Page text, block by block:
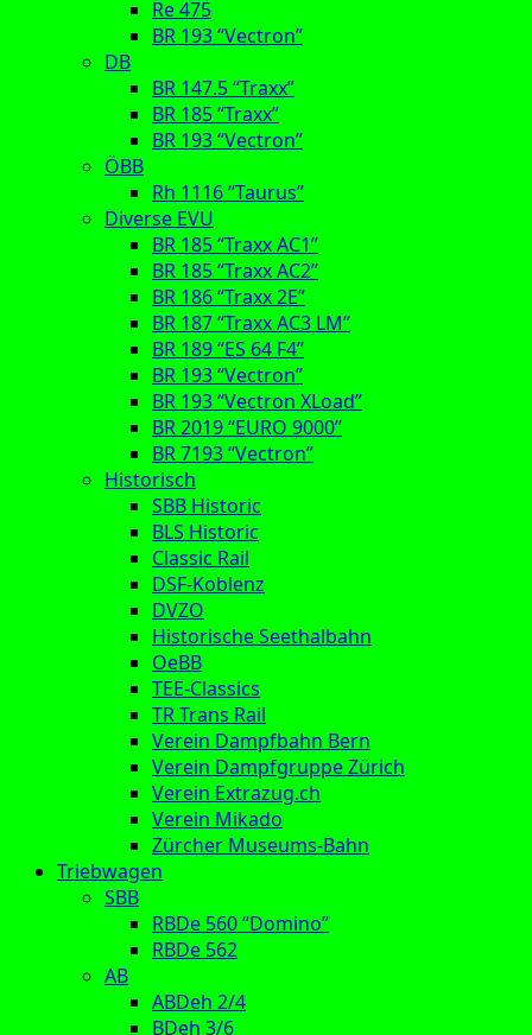
Re 475
BR 193 “Vectron”
DB
BR 147.5 “Traxx”
BR 185 “Traxx”
BR 193 “Vectron”
ÖBB
Rh 1116 “Taurus”
Diverse EVU
BR 185 “Traxx AC1”
BR 185 “Traxx AC2”
BR 186 “Traxx 2E”
BR 187 “Traxx AC3 LM”
BR 189 “ES 64 F4”
BR 193 “Vectron”
BR 193 “Vectron XLoad”
BR 2019 “EURO 9000”
BR 7193 “Vectron”
Historisch
SBB Historic
BLS Historic
Classic Rail
DSF-Koblenz
DVZO
Historische Seethalbahn
OeBB
TEE-Classics
TR Trans Rail
Verein Dampfbahn Bern
Verein Dampfgruppe Zürich
Verein Extrazug.ch
Verein Mikado
Zürcher Museums-Bahn
Triebwagen
SBB
RBDe 560 “Domino”
RBDe 562
AB
ABDeh 2/4
BDeh 3/6